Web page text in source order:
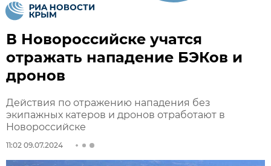
В Новороссийске учатся
отражать нападение БЭКов и
дронов
Действия по отражению нападения без
экипажных катеров и дронов отработают в
Новороссийске
11:02 09.07.2024